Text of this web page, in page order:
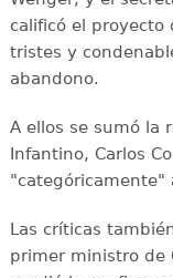
calificó el proyecto
tristes y
abandono.
A ellos se sumó la
Infantino, Carlos
"categóricamente"
Las críticas
primer ministro de